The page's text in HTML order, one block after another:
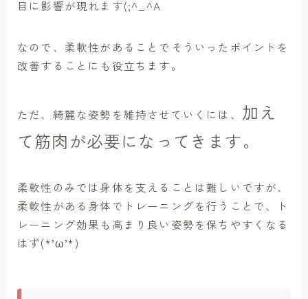
目に影響が現れます(;^_^A
なので、柔軟性があることでそういったポイントを
改善することにも役立ちます。
ただ、綺麗な姿勢を維持させていくには、 加え
て筋肉が必要になってきます。
柔軟性のみでは身体を支えることは難しいですが、
柔軟性がある身体でトレーニングを行うことで、ト
レーニング効果も高まり良い姿勢を保ちやすくなる
はず(*’ω’*)